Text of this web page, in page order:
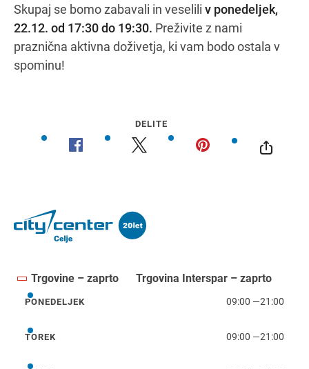
Navodila za pot
Skupaj se bomo zabavali in veselili v ponedeljek,
22.12. od 17:30 do 19:30. Preživite z nami
praznična aktivna doživetja, ki vam bodo ostala v
spominu!
DELITE
Trgovine – zaprto Trgovina Interspar – zaprto
ponedeljek
PONEDELJEK 09:00 —21:00
torek
TOREK 09:00 —21:00